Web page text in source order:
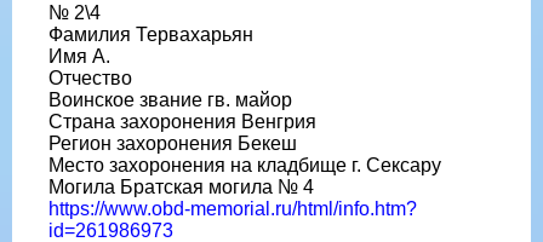
№ 2\4
Фамилия Тервахарьян
Имя А.
Отчество
Воинское звание гв. майор
Страна захоронения Венгрия
Регион захоронения Бекеш
Место захоронения на кладбище г. Сексару
Могила Братская могила № 4
https://www.obd-memorial.ru/html/info.htm?
id=261986973